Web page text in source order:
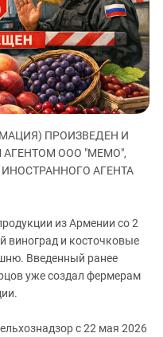
ЗА ПАЛЕСТИНУ
В ЧЕЧНЕ
АКТИВИСТОВ
И ПРОТЕСТЫ
ПРОИЗВЕДЕН И
ООО "МЕМО",
АГЕНТА
из Армении со 2
виноград и косточковые
Введенный ранее
уже создал фермерам
с 22 мая 2026